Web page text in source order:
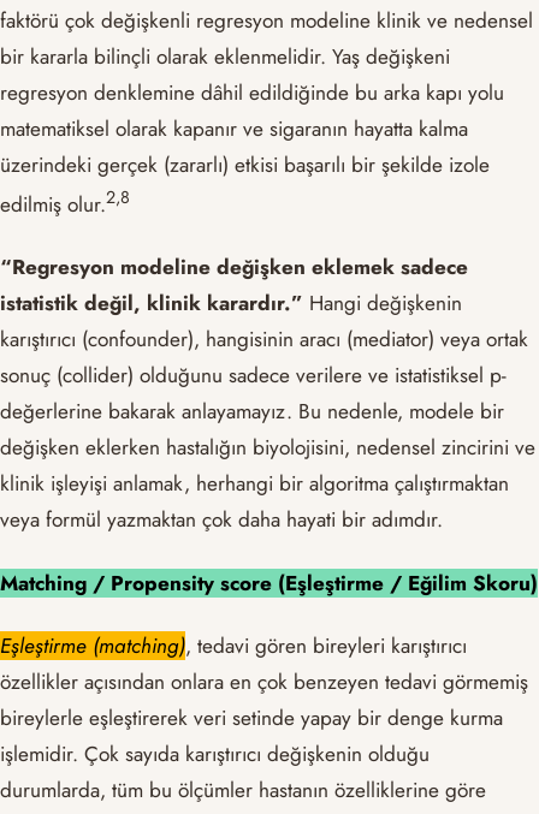
faktörü çok değişkenli regresyon modeline klinik ve nedensel
bir kararla bilinçli olarak eklenmelidir. Yaş değişkeni
regresyon denklemine dâhil edildiğinde bu arka kapı yolu
matematiksel olarak kapanır ve sigaranın hayatta kalma
üzerindeki gerçek (zararlı) etkisi başarılı bir şekilde izole
edilmiş olur.​2,8​
“Regresyon modeline değişken eklemek sadece
istatistik değil, klinik karardır.” Hangi değişkenin
karıştırıcı (confounder), hangisinin aracı (mediator) veya ortak
sonuç (collider) olduğunu sadece verilere ve istatistiksel p-
değerlerine bakarak anlayamayız. Bu nedenle, modele bir
değişken eklerken hastalığın biyolojisini, nedensel zincirini ve
klinik işleyişi anlamak, herhangi bir algoritma çalıştırmaktan
veya formül yazmaktan çok daha hayati bir adımdır.
Matching / Propensity score (Eşleştirme / Eğilim Skoru)
Eşleştirme (matching), tedavi gören bireyleri karıştırıcı
özellikler açısından onlara en çok benzeyen tedavi görmemiş
bireylerle eşleştirerek veri setinde yapay bir denge kurma
işlemidir. Çok sayıda karıştırıcı değişkenin olduğu
durumlarda, tüm bu ölçümler hastanın özelliklerine göre